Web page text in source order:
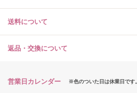
送料について
返品・交換について
営業日カレンダー ※色のついた日は休業日です。